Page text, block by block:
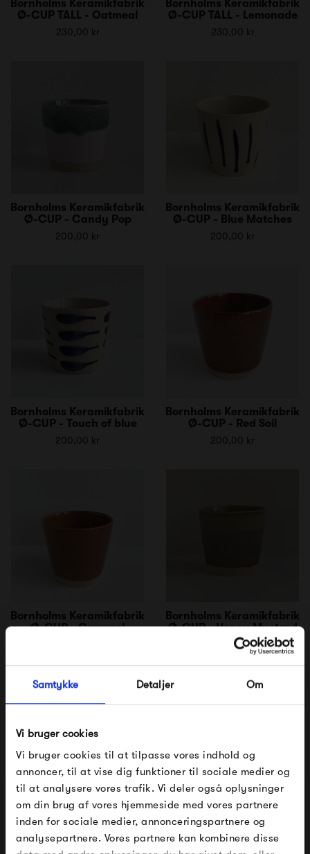
Samtykke Detaljer Om
Vi bruger cookies
Vi bruger cookies til at tilpasse vores indhold og
annoncer, til at vise dig funktioner til sociale medier og
til at analysere vores trafik. Vi deler også oplysninger
om din brug af vores hjemmeside med vores partnere
inden for sociale medier, annonceringspartnere og
analysepartnere. Vores partnere kan kombinere disse
Bornholms Keramikfabrik
Ø-CUP TALL - Oatmeal
230,00 kr
Bornholms Keramikfabrik
Ø-CUP TALL - Lemonade
230,00 kr
Bornholms Keramikfabrik
Ø-CUP - Candy Pop
200,00 kr
Bornholms Keramikfabrik
Ø-CUP - Blue Matches
200,00 kr
Bornholms Keramikfabrik
Ø-CUP - Touch of blue
200,00 kr
Bornholms Keramikfabrik
Ø-CUP - Red Soil
200,00 kr
Bornholms Keramikfabrik
Ø-CUP - Caramel
Bornholms Keramikfabrik
Ø-CUP - Honey Mustard
200,00 kr
Bornholms Keramikfabrik
Ø-CUP - My Furry Friend
200,00 kr
Bornholms Keramikfabrik
Ø-CUP - Green Sleeves
200,00 kr
FÅ 10% PÅ DIN NÆSTE ORDRE
Indtast din e-mail, så sender vi rabatkoden til dig på